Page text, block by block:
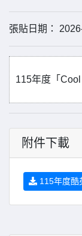
張貼日期：
115年度「
附件下載
115年度酷